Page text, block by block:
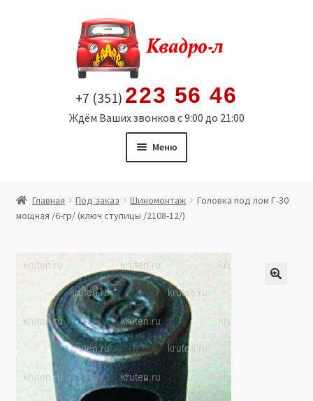
содержимому
+7 (351) 223 56 46
Ждём Ваших звонков с 9:00 до 21:00
Меню
Витрина
Мой аккаунт
Политика в отношении обработки персональных
данных
Производители
Юридические данные
Главная Под заказ Шиномонтаж
Головка под лом Г-30
мощная /6-гр/ (ключ ступицы /2108-12/)